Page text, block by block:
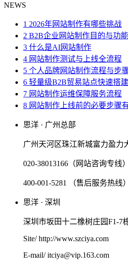
NEWS
1 2026年网站制作有哪些挑战
2 B2B企业网站制作目的与功
3 什么是AI网站制作
4 网站制作测试与上线全流程
5 个人品牌网站制作流程与步
6 轻量级B2B贸易站点快速搭
7 网站制作运维保障服务流程
8 网站制作上线前的必要步骤
思洋 · 广州总部
广州天河区珠江新城富力盈力
020-38013166（网站咨询专线）
400-001-5281 （售后服务热线）
思洋 · 深圳
深圳市坂田十二橡树庄园F1-7
Site/ http://www.szciya.com
E-mail/ itciya@vip.163.com